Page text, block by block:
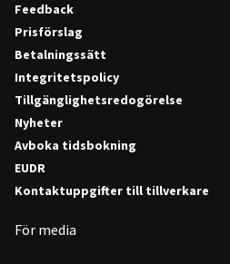
Feedback
Prisförslag
Betalningssätt
Integritetspolicy
Tillgänglighetsredogörelse
Nyheter
Avboka tidsbokning
EUDR
Kontaktuppgifter till tillverkare
För media